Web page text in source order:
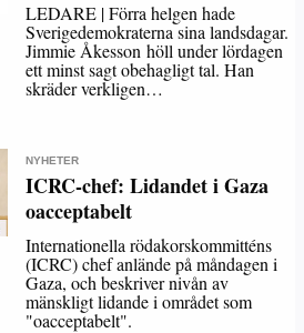
LEDARE | Förra helgen hade
Sverigedemokraterna sina landsdagar.
Jimmie Åkesson höll under lördagen
ett minst sagt obehagligt tal. Han
skräder verkligen…
NYHETER
ICRC-chef: Lidandet i Gaza
oacceptabelt
Internationella rödakorskommitténs
(ICRC) chef anlände på måndagen i
Gaza, och beskriver nivån av
mänskligt lidande i området som
"oacceptabelt".